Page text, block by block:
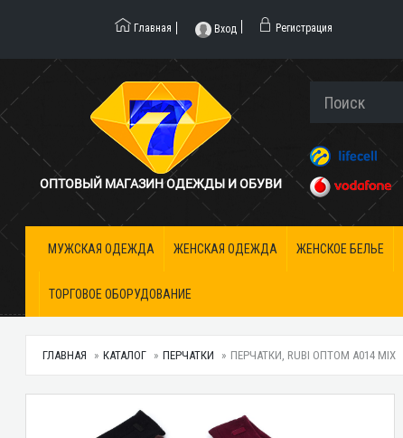
Главная Вход Регистрация
ОПТОВЫЙ МАГАЗИН ОДЕЖДЫ И ОБУВИ
МУЖСКАЯ ОДЕЖДА ЖЕНСКАЯ ОДЕЖДА ЖЕНСКОЕ БЕЛЬЕ
ТОРГОВОЕ ОБОРУДОВАНИЕ
ГЛАВНАЯ КАТАЛОГ ПЕРЧАТКИ ПЕРЧАТКИ, RUBI ОПТОМ A014 MIX